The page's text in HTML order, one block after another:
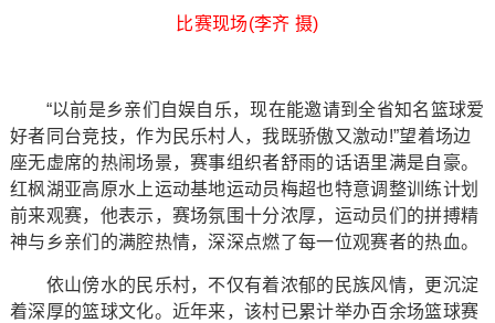
比赛现场(李齐 摄)
“以前是乡亲们自娱自乐，现在能邀请到全省知名篮球爱
好者同台竞技，作为民乐村人，我既骄傲又激动!”望着场边
座无虚席的热闹场景，赛事组织者舒雨的话语里满是自豪。
红枫湖亚高原水上运动基地运动员梅超也特意调整训练计划
前来观赛，他表示，赛场氛围十分浓厚，运动员们的拼搏精
神与乡亲们的满腔热情，深深点燃了每一位观赛者的热血。
依山傍水的民乐村，不仅有着浓郁的民族风情，更沉淀
着深厚的篮球文化。近年来，该村已累计举办百余场篮球赛